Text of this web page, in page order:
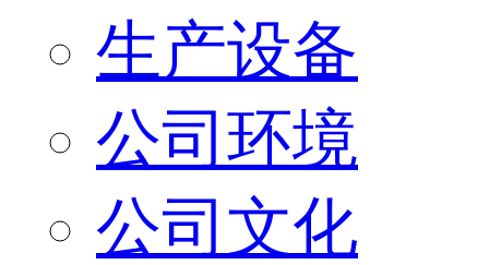
生产设备
公司环境
公司文化